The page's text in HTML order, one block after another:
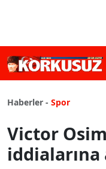
Haberler - Spor
Victor
iddialarına